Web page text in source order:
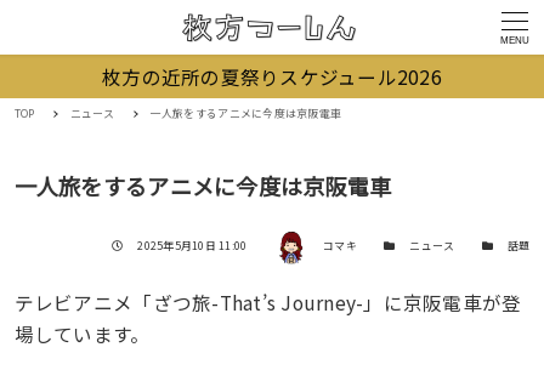
MENU
枚方の近所の夏祭りスケジュール2026
TOP ニュース 一人旅をするアニメに今度は京阪電車
一人旅をするアニメに今度は京阪電車
投稿日
2025年5月10日 11:00 著者 コマキ カテゴリー
ニュース カテゴリー
話題
テレビアニメ「ざつ旅-That’s Journey-」に京阪電車が登
場しています。